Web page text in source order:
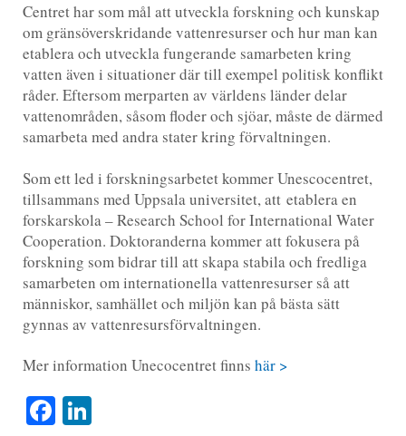
Centret har som mål att utveckla forskning och kunskap
om gränsöverskridande vattenresurser och hur man kan
etablera och utveckla fungerande samarbeten kring
vatten även i situationer där till exempel politisk konflikt
råder. Eftersom merparten av världens länder delar
vattenområden, såsom floder och sjöar, måste de därmed
samarbeta med andra stater kring förvaltningen.
Som ett led i forskningsarbetet kommer Unescocentret,
tillsammans med Uppsala universitet, att etablera en
forskarskola – Research School for International Water
Cooperation. Doktoranderna kommer att fokusera på
forskning som bidrar till att skapa stabila och fredliga
samarbeten om internationella vattenresurser så att
människor, samhället och miljön kan på bästa sätt
gynnas av vattenresursförvaltningen.
Mer information Unecocentret finns här >
Facebook
LinkedIn